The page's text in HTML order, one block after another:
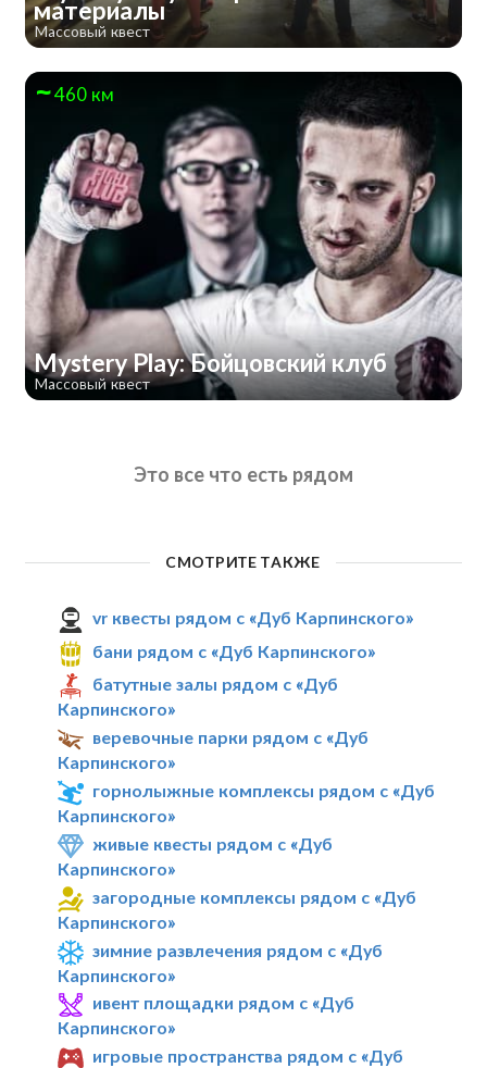
материалы
Массовый квест
460 км
Mystery Play: Бойцовский клуб
Массовый квест
Это все что есть рядом
СМОТРИТЕ ТАКЖЕ
vr квесты рядом с «Дуб Карпинского»
бани рядом с «Дуб Карпинского»
батутные залы рядом с «Дуб
Карпинского»
веревочные парки рядом с «Дуб
Карпинского»
горнолыжные комплексы рядом с «Дуб
Карпинского»
живые квесты рядом с «Дуб
Карпинского»
загородные комплексы рядом с «Дуб
Карпинского»
зимние развлечения рядом с «Дуб
Карпинского»
ивент площадки рядом с «Дуб
Карпинского»
игровые пространства рядом с «Дуб